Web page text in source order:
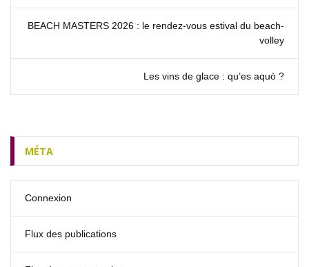
BEACH MASTERS 2026 : le rendez‑vous estival du beach-
volley
Les vins de glace : qu’es aquò ?
MÉTA
Connexion
Flux des publications